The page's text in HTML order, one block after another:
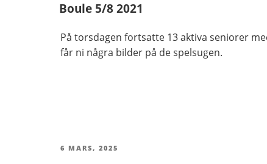
Boule 5/8 2021
På torsdagen fortsatte 13 aktiva seniorer
får ni några bilder på de spelsugen.
PUBLICERAT
6 MARS, 2025